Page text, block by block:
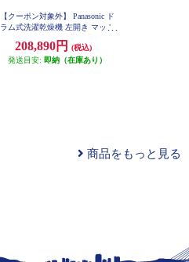
【クーポン対象外】 Panasonic ド
ラム式洗濯乾燥機 左開き マット
LX113EL-W
208,890円
(税込)
発送目安: 即納（在庫あり）
商品をもっと見る